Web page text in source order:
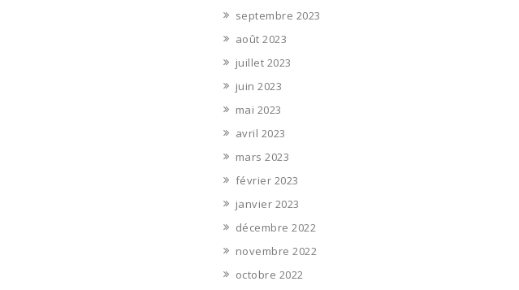
septembre 2023
août 2023
juillet 2023
juin 2023
mai 2023
avril 2023
mars 2023
février 2023
janvier 2023
décembre 2022
novembre 2022
octobre 2022